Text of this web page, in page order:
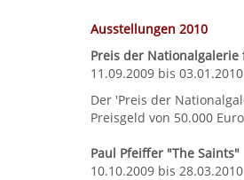
Ausstellungen 2010
Preis der
11.09.2009 bis 03.01.2010
Der 'Preis der
Preisgeld von 50.000
Paul Pfeiffer "The Saints"
10.10.2009 bis 28.03.2010